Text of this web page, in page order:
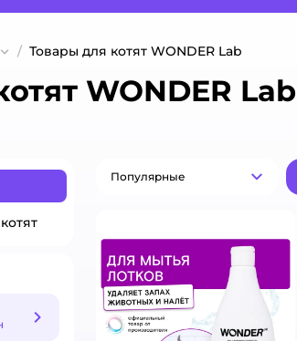
Товары для котят WONDER Lab
WONDER Lab
Популярные
Популярные